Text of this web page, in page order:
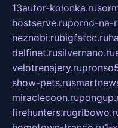
13autor-kolonka.ru
hostserve.ruporno-na-
neznobi.rubigfatcc.ru
delfinet.rusilvernano.ru
velotrenajery.ru
show-pets.ru
miraclecoon.ru
firehunters.ru